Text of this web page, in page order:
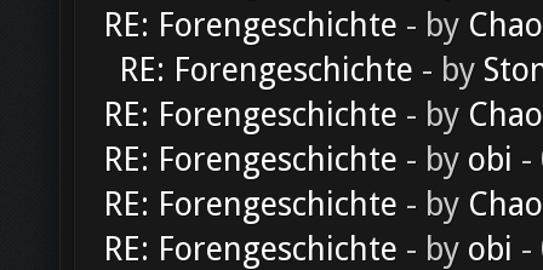
RE: Forengeschichte - by
RE: Forengeschichte - by
RE: Forengeschichte - by
RE: Forengeschichte - by obi -
RE: Forengeschichte - by
RE: Forengeschichte - by obi -